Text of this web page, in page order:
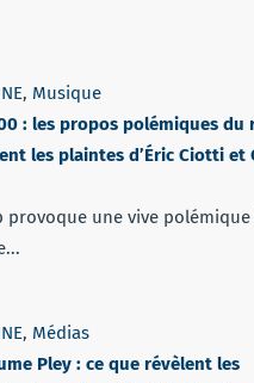
, Musique
: les propos polémiques du
les plaintes d’Éric Ciotti et
provoque une vive polémique
, Médias
Pley : ce que révèlent les